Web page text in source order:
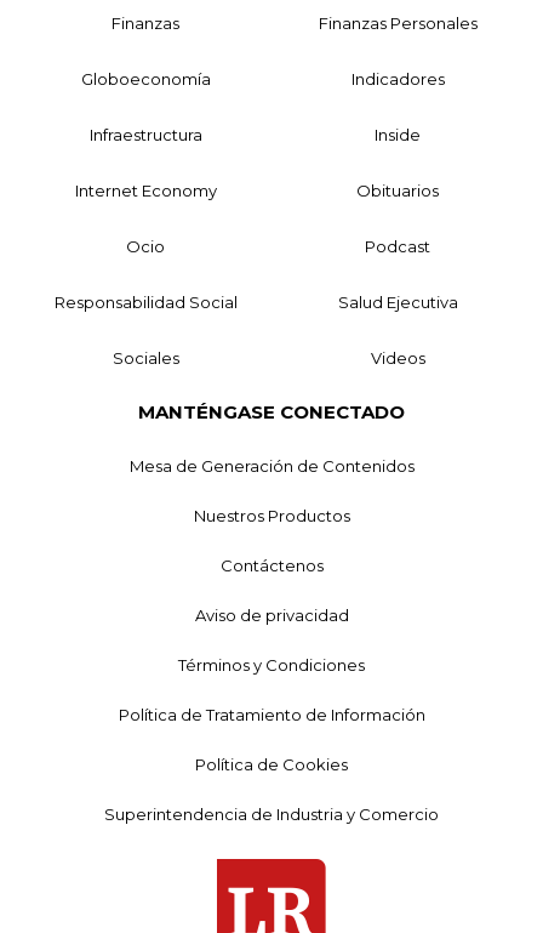
Finanzas Finanzas Personales
Globoeconomía Indicadores
Infraestructura Inside
Internet Economy Obituarios
Ocio Podcast
Responsabilidad Social Salud Ejecutiva
Sociales Videos
MANTÉNGASE CONECTADO
Mesa de Generación de Contenidos
Nuestros Productos
Contáctenos
Aviso de privacidad
Términos y Condiciones
Política de Tratamiento de Información
Política de Cookies
Superintendencia de Industria y Comercio